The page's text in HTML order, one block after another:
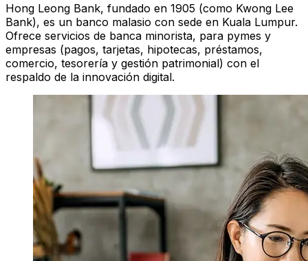
Hong Leong Bank, fundado en 1905 (como Kwong Lee
Bank), es un banco malasio con sede en Kuala Lumpur.
Ofrece servicios de banca minorista, para pymes y
empresas (pagos, tarjetas, hipotecas, préstamos,
comercio, tesorería y gestión patrimonial) con el
respaldo de la innovación digital.